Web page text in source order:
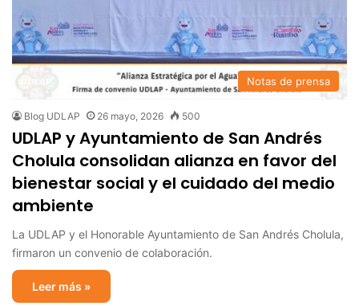
Notas de prensa
Blog UDLAP 26 mayo, 2026 500
UDLAP y Ayuntamiento de San Andrés
Cholula consolidan alianza en favor del
bienestar social y el cuidado del medio
ambiente
La UDLAP y el Honorable Ayuntamiento de San Andrés Cholula,
firmaron un convenio de colaboración.
Leer más »